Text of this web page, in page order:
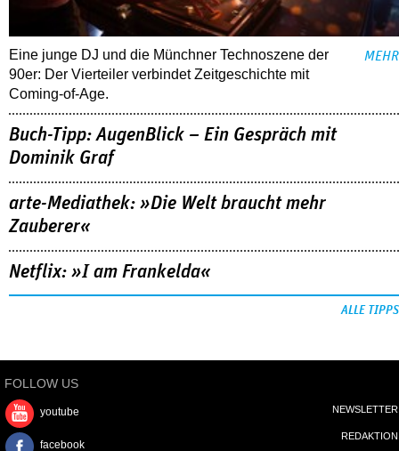
Eine junge DJ und die Münchner Technoszene der
90er: Der Vierteiler verbindet Zeitgeschichte mit
Coming-of-Age.
MEHR
Buch-Tipp: AugenBlick – Ein Gespräch mit
Dominik Graf
arte-Mediathek: »Die Welt braucht mehr
Zauberer«
Netflix: »I am Frankelda«
ALLE TIPPS
FOLLOW US
youtube
facebook
NEWSLETTER
REDAKTION